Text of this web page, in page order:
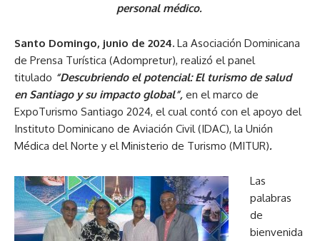
personal médico.
Santo Domingo, junio de 2024. La Asociación Dominicana
de Prensa Turística (Adompretur), realizó el panel
titulado “Descubriendo el potencial: El turismo de salud
en Santiago y su impacto global”, en el marco de
ExpoTurismo Santiago 2024, el cual contó con el apoyo del
Instituto Dominicano de Aviación Civil (IDAC), la Unión
Médica del Norte y el Ministerio de Turismo (MITUR).
Las
palabras
de
bienvenida